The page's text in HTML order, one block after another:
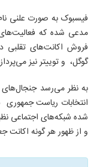
فیسبوک به صورت علنی
مدعی شده که فعالیت‌های
فروش اکانت‌های تقلبی
گوگل، و توییتر نیز
به نظر می‌رسد جنجال‌های
شده شبکه‌های اجتماعی
و از ظهور هر گونه اکانت